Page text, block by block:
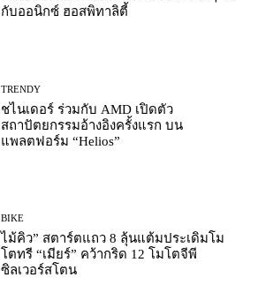
กับออนิกซ์ ฮอสพิทาลิตี้
TRENDY
ชไนเดอร์ ร่วมกับ AMD เปิดตัว
สถาปัตยกรรมอ้างอิงครั้งแรก บน
แพลตฟอร์ม “Helios”
BIKE
ไม้คิว” สตาร์ตแถว 8 ลุ้นแต้มประเดิมโม
โตทรี “เมียร์” คว้ากริด 12 โมโตจีพี
ซิลเวอร์สโตน